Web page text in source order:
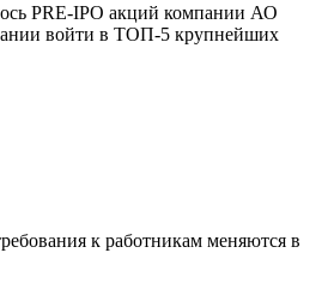
PRE-IPO акций компании АО
войти в ТОП-5 крупнейших
к работникам меняются в